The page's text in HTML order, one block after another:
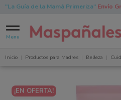
"La Guía de la Mamá Primeriza"Envío
Menu
Inicio Productos para Madres Belleza
¡EN OFERTA!